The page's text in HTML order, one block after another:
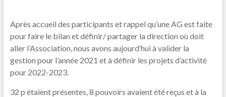
Après accueil des participants et rappel qu’une AG est faite
pour faire le bilan et définir/ partager la direction où doit
aller l’Association, nous avons aujourd’hui à valider la
gestion pour l’année 2021 et à définir les projets d’activité
pour 2022-2023.
32 p étaient présentes, 8 pouvoirs avaient été reçus et à la